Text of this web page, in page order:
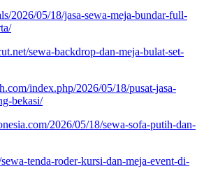
2026/05/18/jasa-sewa-meja-bundar-full-
sewa-backdrop-dan-meja-bulat-set-
index.php/2026/05/18/pusat-jasa-
bekasi/
2026/05/18/sewa-sofa-putih-dan-
tenda-roder-kursi-dan-meja-event-di-